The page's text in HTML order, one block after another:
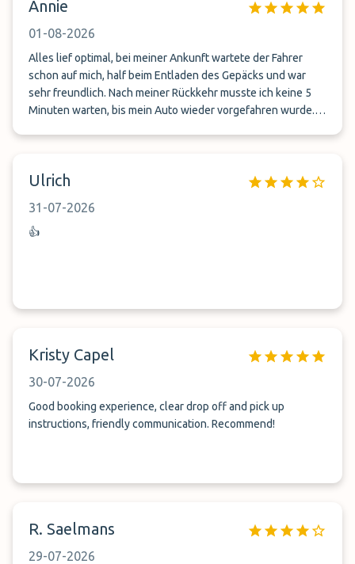
er aan de voorkant best wat schade zat.
Annie
01-08-2026
Alles lief optimal, bei meiner Ankunft wartete der Fahrer
schon auf mich, half beim Entladen des Gepäcks und war
sehr freundlich. Nach meiner Rückkehr musste ich keine 5
Minuten warten, bis mein Auto wieder vorgefahren wurde.
Ulrich
31-07-2026
👍
Kristy Capel
30-07-2026
Good booking experience, clear drop off and pick up
instructions, friendly communication. Recommend!
R. Saelmans
29-07-2026